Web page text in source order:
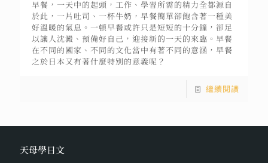
早餐，一天中的起頭，工作、學習所需的精力全都源自
於此，一片吐司、一杯牛奶，早餐簡單卻飽含著一種美
好溫暖的氣息。一頓早餐或許只是短短的十分鐘，卻足
以讓人沈澱、預備好自己，迎接新的一天的來臨。早餐
在不同的國家、不同的文化當中有著不同的意涵，早餐
之於日本又有著什麼特別的意義呢？
繼續閱讀
天母學日文